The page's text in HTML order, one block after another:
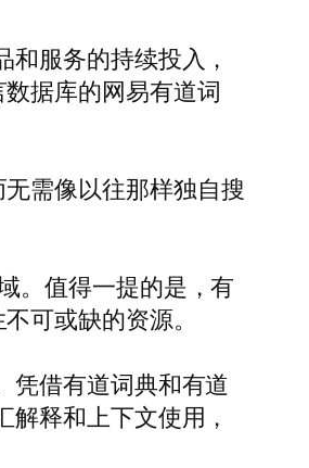
服务的持续投入，
据库的网易有道词
需像以往那样独自搜
。值得一提的是，有
可或缺的资源。
凭借有道词典和有道
释和上下文使用，